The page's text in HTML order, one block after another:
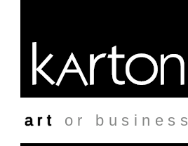
art or business